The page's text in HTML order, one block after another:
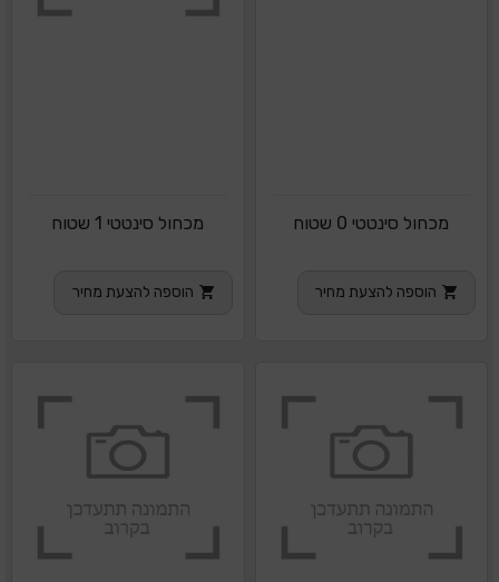
מכחול סינטטי 0 שטוח
הוספה להצעת מחיר
מכחול סינטטי 1 שטוח
הוספה להצעת מחיר